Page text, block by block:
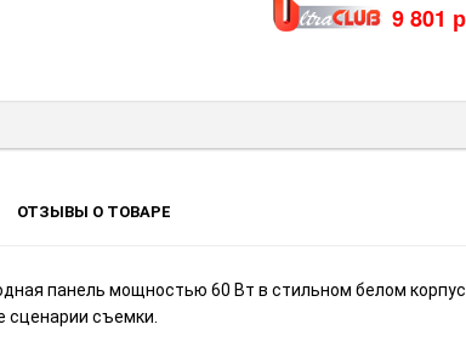
9 801
ОТЗЫВЫ О ТОВАРЕ
панель мощностью 60 Вт в стильном белом
сценарии съемки.